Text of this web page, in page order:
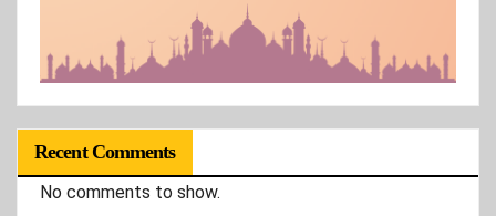
Recent Comments
No comments to show.